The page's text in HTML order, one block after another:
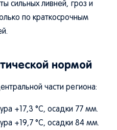
сильных ливней, гроз и
по краткосрочным
нормой
части региона:
+17,3 °C, осадки 77 мм.
+19,7 °C, осадки 84 мм.